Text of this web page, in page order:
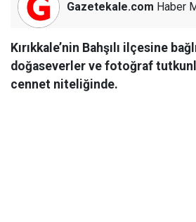
Gazetekale.com Haber
Kırıkkale’nin Bahşılı ilçesine
doğaseverler ve fotoğraf
cennet niteliğinde.